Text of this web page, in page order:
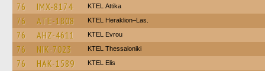
76 IMX-8174 KΤΕL Αttika
76 ATE-1808 KTEL Heraklion–Las.
76 AHZ-4611 KTEL Evrou
76 NIK-7023 KTEL Thessaloniki
76 HAK-1589 KTEL Elis